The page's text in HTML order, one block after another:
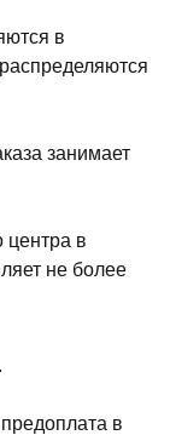
в
занимает
центра в
не более
в